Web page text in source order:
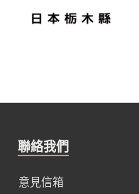
聯絡我們
意見信箱